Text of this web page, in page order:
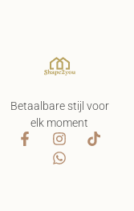
Betaalbare stijl voor
elk moment